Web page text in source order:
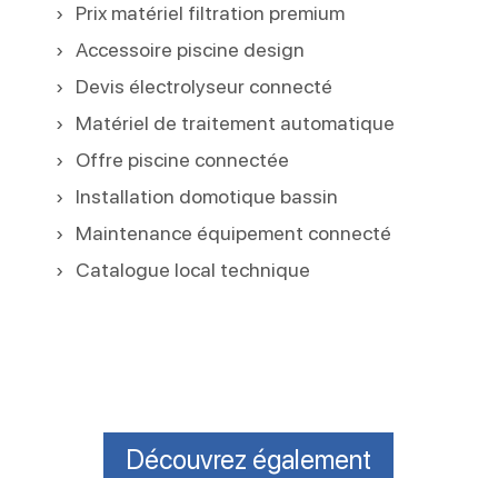
Prix matériel filtration premium
Accessoire piscine design
Devis électrolyseur connecté
Matériel de traitement automatique
Offre piscine connectée
Installation domotique bassin
Maintenance équipement connecté
Catalogue local technique
Découvrez également